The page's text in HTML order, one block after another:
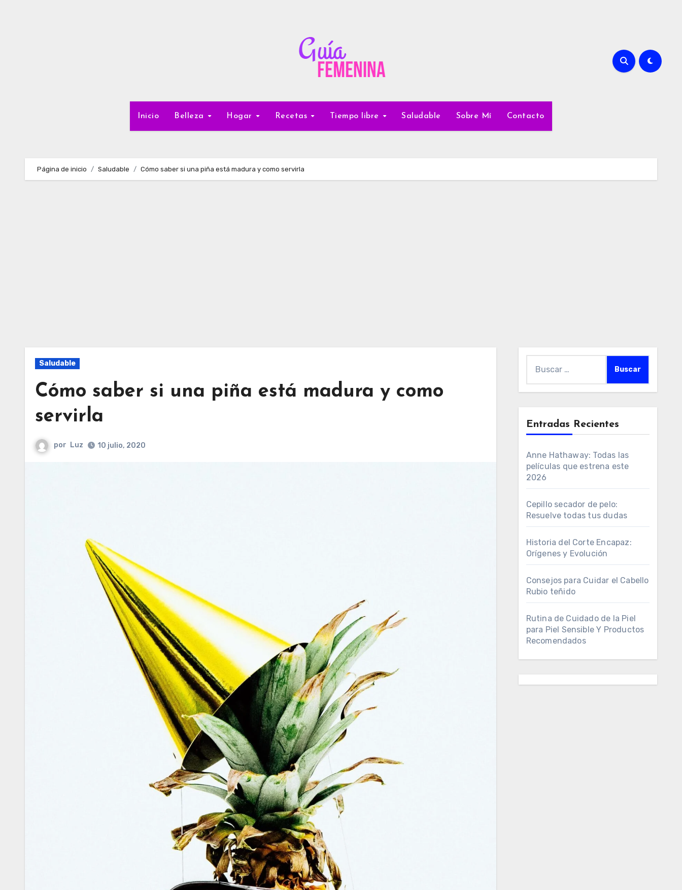
Inicio Belleza Hogar Recetas Tiempo libre Saludable Sobre Mí Contacto
Página de inicio Saludable Cómo saber si una piña está madura y como servirla
Saludable
Cómo saber si una piña está madura y como
servirla
por Luz 10 julio, 2020
Entradas Recientes
Anne Hathaway: Todas las
películas que estrena este
2026
Cepillo secador de pelo:
Resuelve todas tus dudas
Historia del Corte Encapaz:
Orígenes y Evolución
Consejos para Cuidar el Cabello
Rubio teñido
Rutina de Cuidado de la Piel
para Piel Sensible Y Productos
Recomendados